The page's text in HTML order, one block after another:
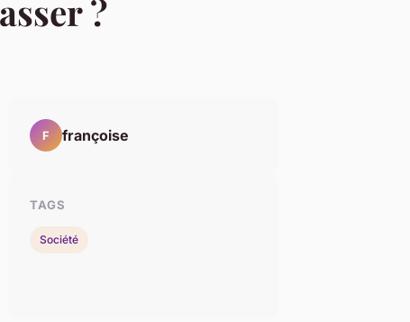
?
F françoise
TAGS
Société